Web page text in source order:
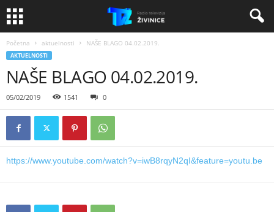
Početna aktuelnosti NAŠE BLAGO 04.02.2019.
AKTUELNOSTI
NAŠE BLAGO 04.02.2019.
05/02/2019 1541 0
https://www.youtube.com/watch?v=iwB8rqyN2qI&feature=youtu.be